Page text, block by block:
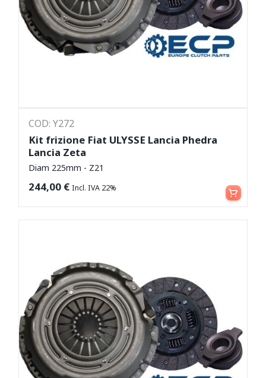
COD: Y272
Kit frizione Fiat ULYSSE Lancia Phedra
Lancia Zeta
Diam 225mm - Z21
244,00 € Incl. IVA 22% Aggiungi al carrello